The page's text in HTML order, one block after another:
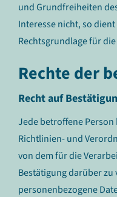
und Grundfreiheiten
Interesse nicht, so dient
Rechtsgrundlage für
Rechte der
Recht auf
Jede betroffene Person
Richtlinien- und
von dem für die
Bestätigung darüber
personenbezogene